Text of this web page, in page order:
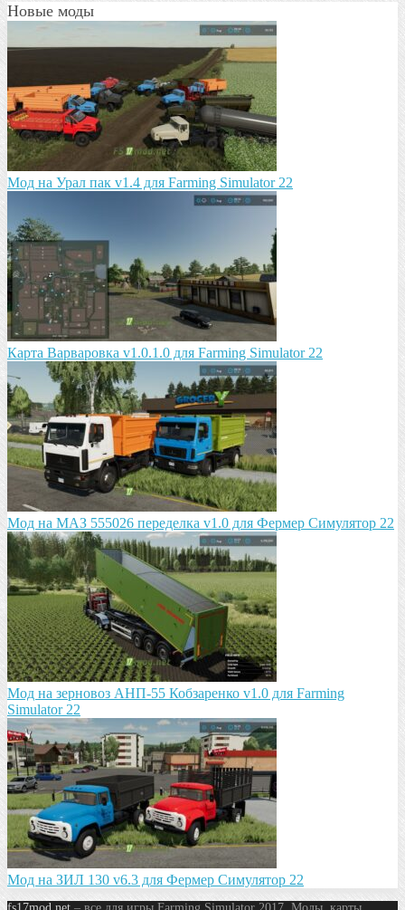
Новые моды
Мод на Урал пак v1.4 для Farming Simulator 22
Карта Варваровка v1.0.1.0 для Farming Simulator 22
Мод на МАЗ 555026 пeрeдeлка v1.0 для Фермер Симулятор 22
Мод на зeрновоз АНП-55 Кобзарeнко v1.0 для Farming
Simulator 22
Мод на ЗИЛ 130 v6.3 для Фермер Симулятор 22
fs17mod.net – все для игры Farming Simulator 2017. Моды, карты,